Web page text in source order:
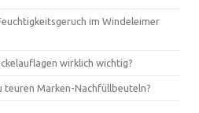
im Windeleimer
wirklich wichtig?
teuren Marken-Nachfüllbeuteln?